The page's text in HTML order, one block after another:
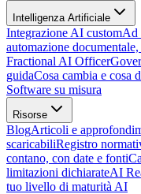
Intelligenza Artificiale
Integrazione AI customAd
automazione
Fractional AI Officer
guidaCosa cambia e cosa
Software su misura
Risorse
BlogArticoli e
scaricabiliRegistro
contano, con date e fonti
limitazioni dichiarateAI
tuo livello di maturità AI